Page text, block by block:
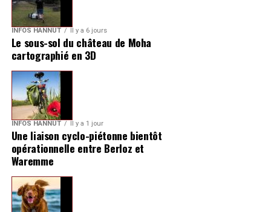
INFOS HANNUT Il y a 6 jours
Le sous-sol du château de Moha
cartographié en 3D
INFOS HANNUT Il y a 1 jour
Une liaison cyclo-piétonne bientôt
opérationnelle entre Berloz et
Waremme